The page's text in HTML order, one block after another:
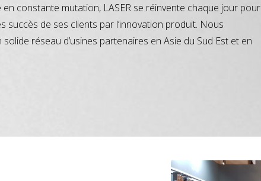
en constante mutation, LASER se réinvente chaque jour pour
succès de ses clients par l’innovation produit. Nous
solide réseau d’usines partenaires en Asie du Sud Est et en